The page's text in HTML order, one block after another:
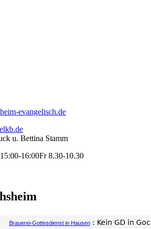
evangelisch.de
u. Bettina Stamm
16:00Fr 8.30-10.30
Brauerei-Gottesdienst in Hausen: Kein GD in